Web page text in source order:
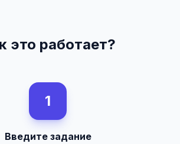
это работает?
1
Введите задание